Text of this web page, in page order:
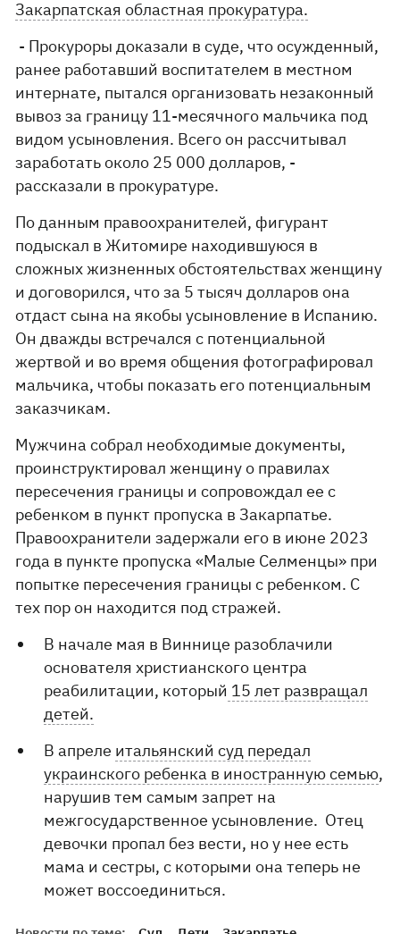
Закарпатская областная прокуратура.
- Прокуроры доказали в суде, что осужденный,
ранее работавший воспитателем в местном
интернате, пытался организовать незаконный
вывоз за границу 11-месячного мальчика под
видом усыновления. Всего он рассчитывал
заработать около 25 000 долларов, -
рассказали в прокуратуре.
По данным правоохранителей, фигурант
подыскал в Житомире находившуюся в
сложных жизненных обстоятельствах женщину
и договорился, что за 5 тысяч долларов она
отдаст сына на якобы усыновление в Испанию.
Он дважды встречался с потенциальной
жертвой и во время общения фотографировал
мальчика, чтобы показать его потенциальным
заказчикам.
Мужчина собрал необходимые документы,
проинструктировал женщину о правилах
пересечения границы и сопровождал ее с
ребенком в пункт пропуска в Закарпатье.
Правоохранители задержали его в июне 2023
года в пункте пропуска «Малые Селменцы» при
попытке пересечения границы с ребенком. С
тех пор он находится под стражей.
В начале мая в Виннице разоблачили
основателя христианского центра
реабилитации, который 15 лет развращал
детей.
В апреле итальянский суд передал
украинского ребенка в иностранную семью,
нарушив тем самым запрет на
межгосударственное усыновление. Отец
девочки пропал без вести, но у нее есть
мама и сестры, с которыми она теперь не
может воссоединиться.